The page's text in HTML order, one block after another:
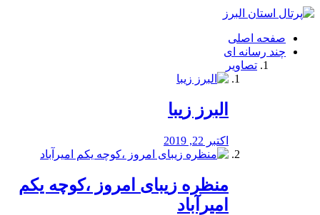
فصد
شرق
تهران
خشکشویی
صفحه اصلی
چند رسانه ای
تصاویر
البرز زیبا
اکتبر 22, 2019
منظره‌‌ زیبای امروز ،کوچه یکم
امیرآباد